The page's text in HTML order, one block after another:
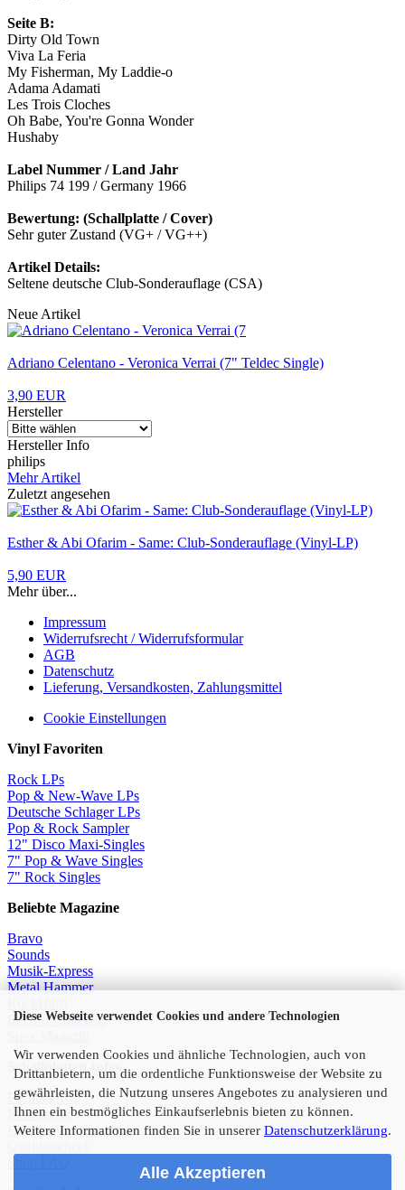
Diese Webseite verwendet Cookies und andere Technologien
Wir verwenden Cookies und ähnliche Technologien, auch von
Drittanbietern, um die ordentliche Funktionsweise der Website zu
gewährleisten, die Nutzung unseres Angebotes zu analysieren und
Ihnen ein bestmögliches Einkaufserlebnis bieten zu können.
Weitere Informationen finden Sie in unserer Datenschutzerklärung.
Alle Akzeptieren
Seite B:
Dirty Old Town
Viva La Feria
My Fisherman, My Laddie-o
Adama Adamati
Les Trois Cloches
Oh Babe, You're Gonna Wonder
Hushaby
Label Nummer / Land Jahr
Philips 74 199 / Germany 1966
Bewertung: (Schallplatte / Cover)
Sehr guter Zustand (VG+ / VG++)
Artikel Details:
Seltene deutsche Club-Sonderauflage (CSA)
Neue Artikel
Adriano Celentano - Veronica Verrai (7" Teldec Single)
3,90 EUR
Hersteller
Hersteller Info
philips
Mehr Artikel
Zuletzt angesehen
Esther & Abi Ofarim - Same: Club-Sonderauflage (Vinyl-LP)
5,90 EUR
Mehr über...
Impressum
Widerrufsrecht / Widerrufsformular
AGB
Datenschutz
Lieferung, Versandkosten, Zahlungsmittel
Cookie Einstellungen
Vinyl Favoriten
Rock LPs
Pop & New-Wave LPs
Deutsche Schlager LPs
Pop & Rock Sampler
12" Disco Maxi-Singles
7" Pop & Wave Singles
7" Rock Singles
Beliebte Magazine
Bravo
Sounds
Musik-Express
Metal Hammer
Record-Collector
Schallplatten Infos
Fachbegriffe
Bewertung
Händler und Sammler